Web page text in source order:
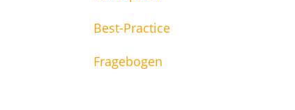
Best-Practice
Fragebogen